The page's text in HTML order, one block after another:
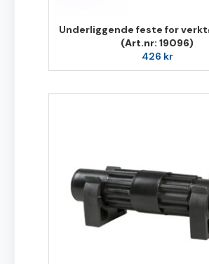
Underliggende feste for
(Art.nr: 19096)
426 kr